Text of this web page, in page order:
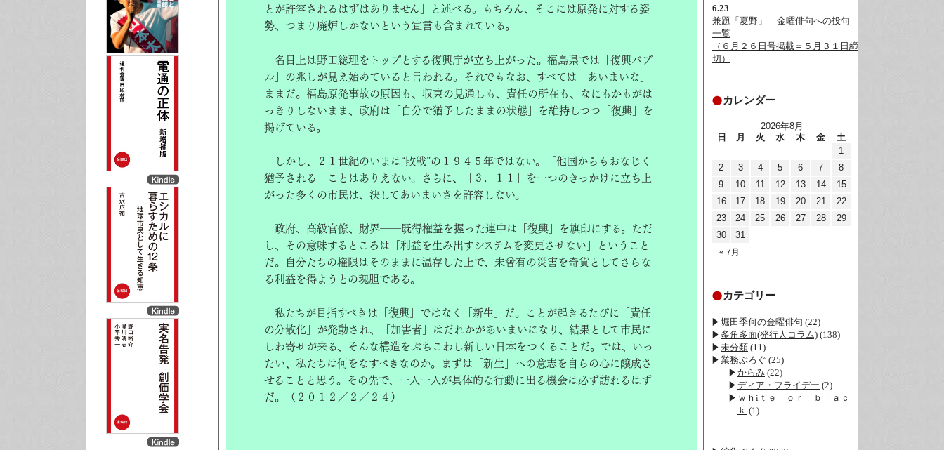
とが許容されるはずはありません」と述べる。もちろん、そこには原発に対する姿
勢、つまり廃炉しかないという宣言も含まれている。
名目上は野田総理をトップとする復興庁が立ち上がった。福島県では「復興バブ
ル」の兆しが見え始めていると言われる。それでもなお、すべては「あいまいな」
ままだ。福島原発事故の原因も、収束の見通しも、責任の所在も、なにもかもがは
っきりしないまま、政府は「自分で猶予したままの状態」を維持しつつ「復興」を
掲げている。
しかし、２１世紀のいまは“敗戦”の１９４５年ではない。「他国からもおなじく
猶予される」ことはありえない。さらに、「３．１１」を一つのきっかけに立ち上
がった多くの市民は、決してあいまいさを許容しない。
政府、高級官僚、財界――既得権益を握った連中は「復興」を旗印にする。ただ
し、その意味するところは「利益を生み出すシステムを変更させない」ということ
だ。自分たちの権限はそのままに温存した上で、未曾有の災害を奇貨としてさらな
る利益を得ようとの魂胆である。
私たちが目指すべきは「復興」ではなく「新生」だ。ことが起きるたびに「責任
の分散化」が発動され、「加害者」はだれかがあいまいになり、結果として市民に
しわ寄せが来る、そんな構造をぶちこわし新しい日本をつくることだ。では、いっ
たい、私たちは何をなすべきなのか。まずは「新生」への意志を自らの心に醸成さ
せることと思う。その先で、一人一人が具体的な行動に出る機会は必ず訪れるはず
だ。（２０１２／２／２４）
6.23
兼題「夏野」__金曜俳句への投句
一覧
（６月２６日号掲載＝５月３１日締
切）
カレンダー
2026年8月
日
月 火 水 木 金 土
« 7月
1
2
3 4 5 6 7
8
9
10 11 12 13 14
15
16
17 18 19 20 21
22
23
24 25 26 27 28
29
30
31
カテゴリー
堀田季何の金曜俳句 (22)
多角多面(発行人コラム) (138)
未分類 (11)
業務ぶろぐ (25)
からみ (22)
ディア・フライデー (2)
ｗｈiｔｅ ｏｒ ｂｌａｃ
ｋ (1)